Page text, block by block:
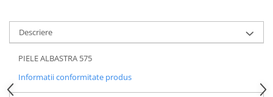
Descriere
PIELE ALBASTRA 575
Informatii conformitate produs